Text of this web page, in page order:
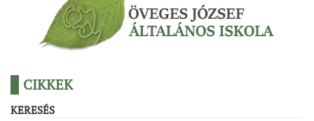
CIKKEK
KERESÉS